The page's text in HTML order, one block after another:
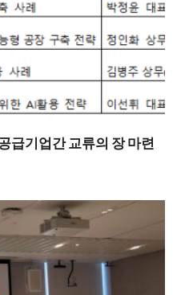
급기업간 교류의 장 마련